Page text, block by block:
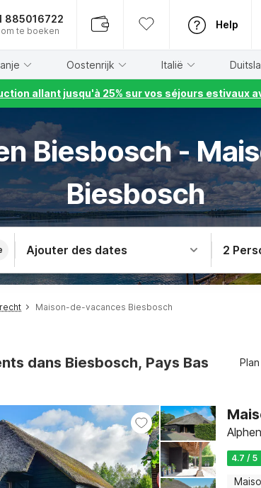
885016722
om te boeken
Help
Oostenrijk Italië
allant jusqu'à 25% sur vos séjours estivaux
Biesbosch -
Biesbosch
Ajouter des dates 2
Maison-de-vacances Biesbosch
dans Biesbosch, Pays Bas
4.7 / 5